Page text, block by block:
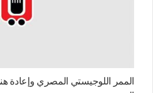
الممر اللوجيستي المصري وإعادة